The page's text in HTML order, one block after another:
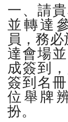
一、請
並轉達
員，務
達會場
成簽到
簽到名
位舉牌
扮。